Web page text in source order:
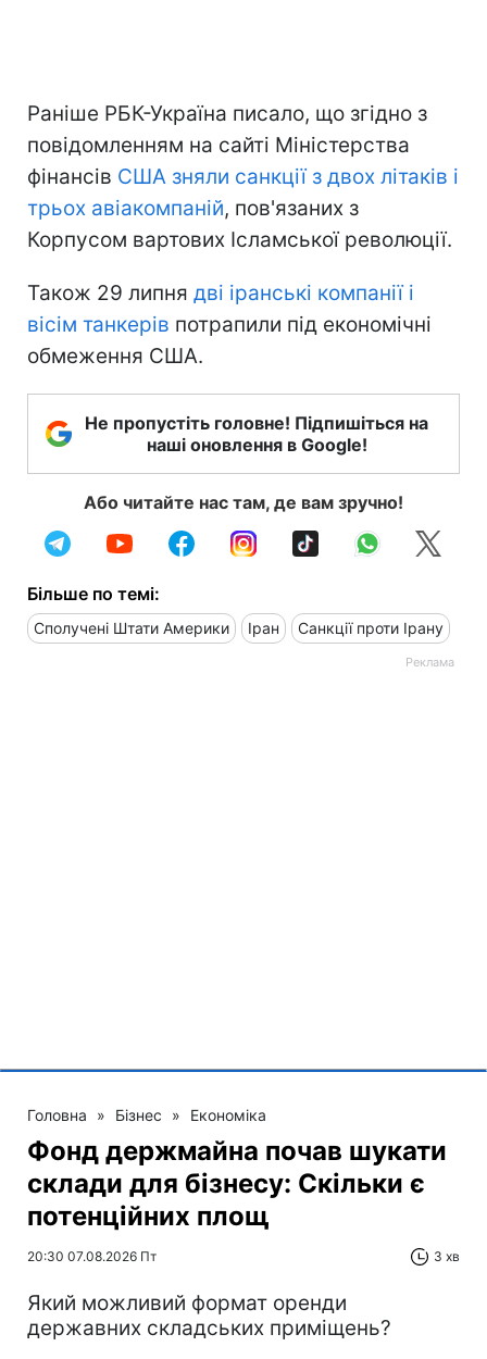
Раніше РБК-Україна писало, що згідно з
повідомленням на сайті Міністерства
фінансів США зняли санкції з двох літаків і
трьох авіакомпаній, пов'язаних з
Корпусом вартових Ісламської революції.
Також 29 липня дві іранські компанії і
вісім танкерів потрапили під економічні
обмеження США.
Не пропустіть головне! Підпишіться на
наші оновлення в Google!
Або читайте нас там, де вам зручно!
Більше по темі:
Сполучені Штати Америки Іран Санкції проти Ірану
Головна » Бізнес » Економіка
Фонд держмайна почав шукати
склади для бізнесу: Скільки є
потенційних площ
20:30 07.08.2026 Пт 3 хв
Який можливий формат оренди
державних складських приміщень?